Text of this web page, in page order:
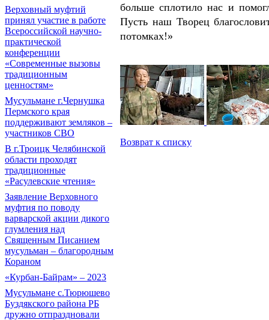
Верховный муфтий
принял участие в работе
Всероссийской научно-
практической
конференции
«Современные вызовы
традиционным
ценностям»
Мусульмане г.Чернушка
Пермского края
поддерживают земляков –
участников СВО
В г.Троицк Челябинской
области проходят
традиционные
«Расулевские чтения»
Заявление Верховного
муфтия по поводу
варварской акции дикого
глумления над
Священным Писанием
мусульман – благородным
Кораном
«Курбан-Байрам» – 2023
Мусульмане с.Тюрюшево
Буздякского района РБ
дружно отпраздновали
больше сплотило нас и
Пусть наш Творец
потомках!»
Возврат к списку